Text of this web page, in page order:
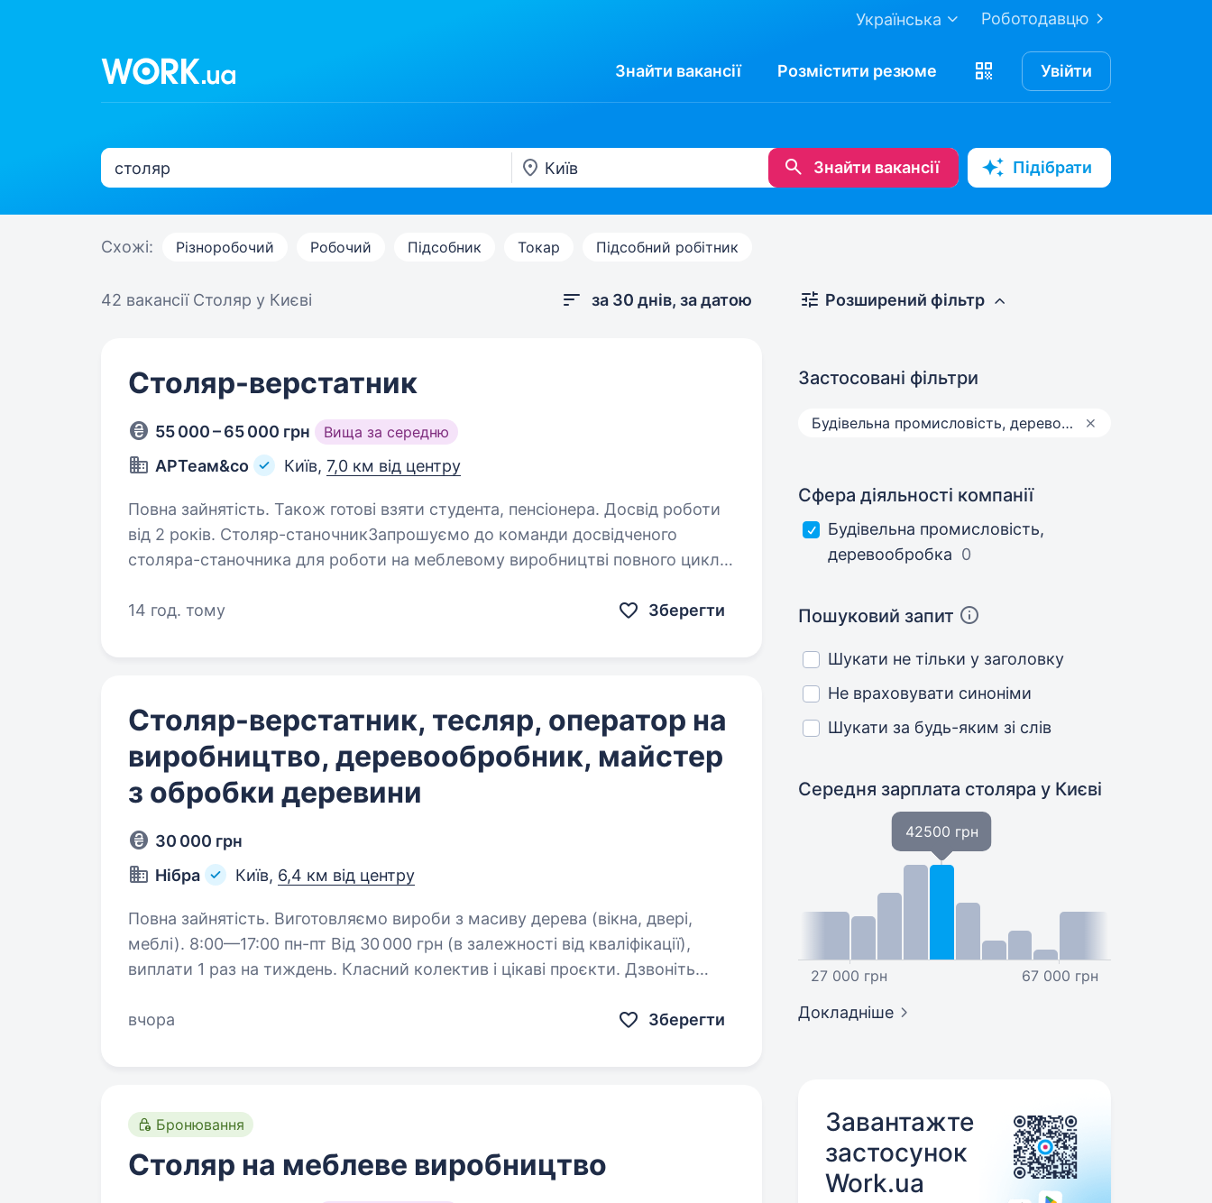
Роботодавцю
Українська
Знайти вакансії Розмістити резюме Увійти
Знайти вакансії Підібрати
Схожі: Різноробочий Робочий Підсобник Токар Підсобний робітник
42 вакансії Столяр у Києві за 30 днів, за датою
Столяр-верстатник
55 000 – 65 000 грн Вища за середню
АРТеам&со Київ, 7,0 км від центру
Повна зайнятість. Також готові взяти студента, пенсіонера. Досвід роботи
від 2 років. Столяр-станочникЗапрошуємо до команди досвідченого
столяра-станочника для роботи на меблевому виробництві повного циклу.
інтер'єру за індивідуальними…
14 год. тому Зберегти
Столяр-верстатник, тесляр, оператор на
виробництво, деревообробник, майстер
з обробки деревини
30 000 грн
Нібра
Київ, 6,4 км від центру
Повна зайнятість. Виготовляємо вироби з масиву дерева (вікна, двері,
меблі). 8:00—17:00 пн-пт Від 30 000 грн (в залежності від кваліфікації),
виплати 1 раз на тиждень. Класний колектив і цікаві проєкти. Дзвоніть
вчора
Зберегти
Бронювання
Столяр на меблеве виробництво
Розширений фільтр
Застосовані фільтри
Будівельна промисловість, деревообробка
Сфера діяльності компанії
Будівельна промисловість,
деревообробка 0
Пошуковий запит
Шукати не тільки у заголовку
Не враховувати синоніми
Шукати за будь-яким зі слів
Середня зарплата столярау Києві
27 000 грн
42500 грн
67 000 грн
Докладніше
Завантажте
застосунок
Work.ua